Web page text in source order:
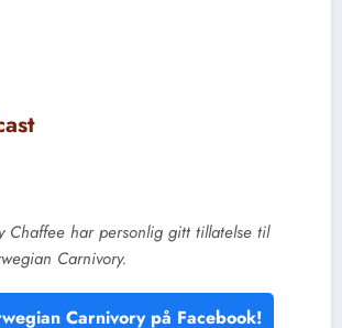
Chaffee har personlig gitt tillatelse til
Carnivory.
Carnivory på Facebook!